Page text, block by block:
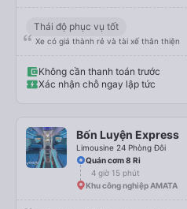
Thái độ phục vụ tốt
Xe có giá thành rẻ và tài xế thân thiện
Không cần thanh toán trước
Xác nhận chỗ ngay lập tức
Bốn Luyện Express
Limousine 24 Phòng Đôi
Quán cơm 8 Ri
4 giờ 15 phút
Khu công nghiệp AMATA